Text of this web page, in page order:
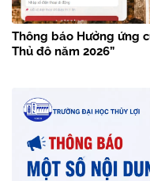
Thông báo Hưởng ứng
Thủ đô năm 2026”